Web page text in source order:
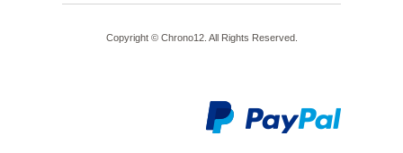
Copyright © Chrono12. All Rights Reserved.